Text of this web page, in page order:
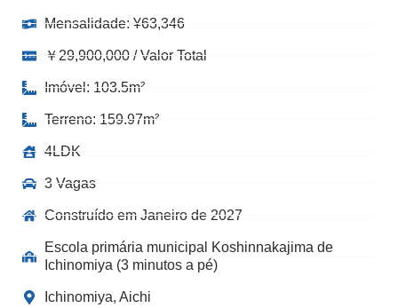
Mensalidade: ¥63,346
￥29,900,000 / Valor Total
Imóvel: 103.5m²
Terreno: 159.97m²
4LDK
3 Vagas
Construído em Janeiro de 2027
Escola primária municipal Koshinnakajima de
Ichinomiya (3 minutos a pé)
Ichinomiya, Aichi